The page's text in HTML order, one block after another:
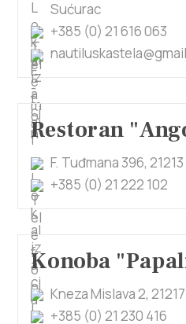
Villa Nika, Kamberovo
21216 Kaštel Stari, Hrvatska
Sućurac
+385 (0) 21 616 063
Restoran
F. Tuđmana 396,
+385 (0) 21 222 102
Konoba
Kneza Mislava 2,
+385 (0) 21 230 416